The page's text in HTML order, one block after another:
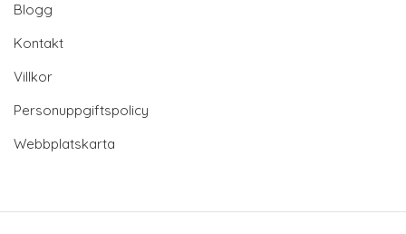
Blogg
Kontakt
Villkor
Personuppgiftspolicy
Webbplatskarta